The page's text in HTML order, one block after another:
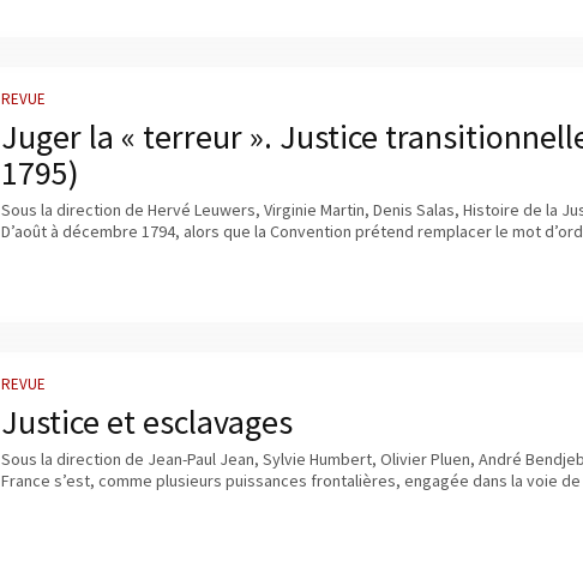
REVUE
Juger la « terreur ». Justice
1795)
Sous la direction de Hervé Leuwers, Virginie Martin, Denis Salas, Histoire de la
D’août à décembre 1794, alors que la Convention prétend remplacer le mot
REVUE
Justice et esclavages
Sous la direction de Jean-Paul Jean, Sylvie Humbert, Olivier Pluen, André
France s’est, comme plusieurs puissances frontalières, engagée dans la voie